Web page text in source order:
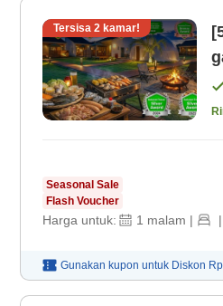
Tersisa 2 kamar!
Seasonal Sale
Flash Voucher
Harga untuk: 1 malam | |
Gunakan kupon untuk Diskon